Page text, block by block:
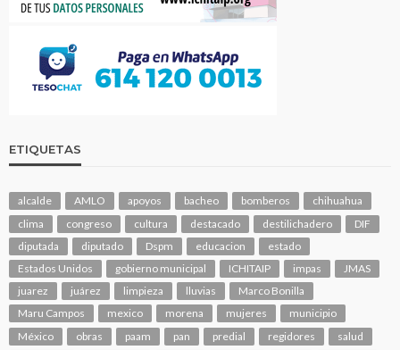
ETIQUETAS
alcalde AMLO apoyos bacheo bomberos
chihuahua
clima
congreso cultura destacado destilichadero
DIF
diputada
diputado Dspm educacion
estado
Estados Unidos
gobierno municipal ICHITAIP impas
JMAS
juarez
juárez limpieza lluvias
Marco Bonilla
Maru Campos
mexico morena mujeres
municipio
México
obras paam pan predial regidores
salud